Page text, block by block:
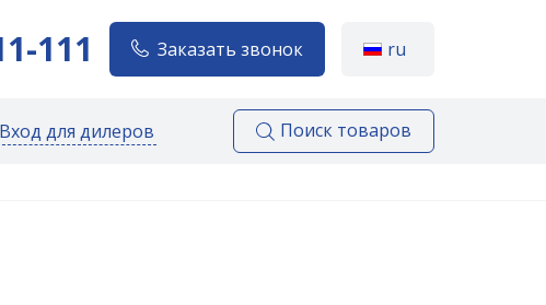
111 Заказать звонок ru
Вход для дилеров Поиск товаров